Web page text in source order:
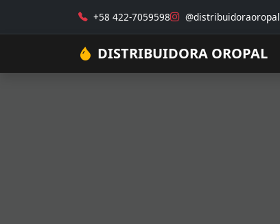
+58 422-7059598 @distribuidoraoropal
DISTRIBUIDORA OROPAL